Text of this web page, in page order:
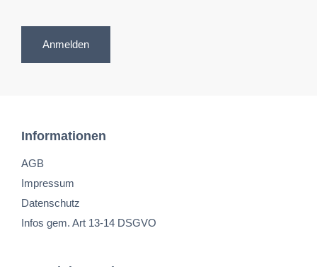
Anmelden
Informationen
AGB
Impressum
Datenschutz
Infos gem. Art 13-14 DSGVO